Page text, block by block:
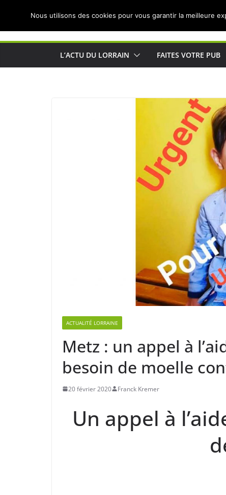
Actualités de Lorraine pour les Lorrains
L’ACTU DU LORRAIN FAITES VOTRE PUB
ACTUALITÉ LORRAINE
Metz : un appel à
besoin de moelle
20 février 2020 Franck Kremer
Un appel à
Nous utilisons des cookies pour vous garantir la meilleure